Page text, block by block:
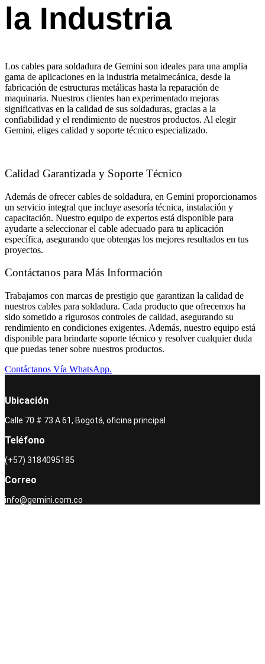
la Industria
Los cables para soldadura de Gemini son ideales para una amplia
gama de aplicaciones en la industria metalmecánica, desde la
fabricación de estructuras metálicas hasta la reparación de
maquinaria. Nuestros clientes han experimentado mejoras
significativas en la calidad de sus soldaduras, gracias a la
confiabilidad y el rendimiento de nuestros productos. Al elegir
Gemini, eliges calidad y soporte técnico especializado.
Calidad Garantizada y Soporte Técnico
Además de ofrecer cables de soldadura, en Gemini proporcionamos
un servicio integral que incluye asesoría técnica, instalación y
capacitación. Nuestro equipo de expertos está disponible para
ayudarte a seleccionar el cable adecuado para tu aplicación
específica, asegurando que obtengas los mejores resultados en tus
proyectos.
Contáctanos para Más Información
Trabajamos con marcas de prestigio que garantizan la calidad de
nuestros cables para soldadura. Cada producto que ofrecemos ha
sido sometido a rigurosos controles de calidad, asegurando su
rendimiento en condiciones exigentes. Además, nuestro equipo está
disponible para brindarte soporte técnico y resolver cualquier duda
que puedas tener sobre nuestros productos.
Contáctanos Vía WhatsApp.
Ubicación
Calle 70 # 73 A 61, Bogotá, oficina principal
Teléfono
(+57) 3184095185
Correo
info@gemini.com.co